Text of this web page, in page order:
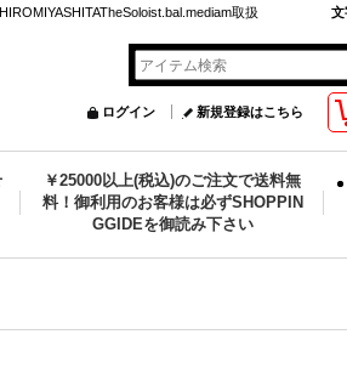
取扱 文
ログイン 新規登録はこちら
￥25000以上(税込)のご注文で送料無
料！御利用のお客様は必ずSHOPPIN
GGIDEを御読み下さい